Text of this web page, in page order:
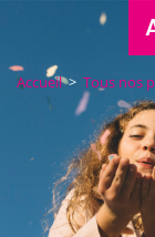
Accueil > Tous nos